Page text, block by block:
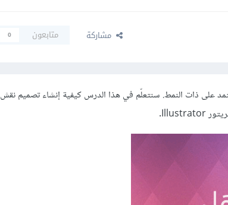
مشاركة متابعون 0
على ذات النمط. سنتعلّم في هذا الدرس كيفية إنشاء تصميم نقش